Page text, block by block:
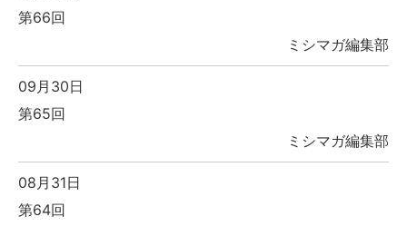
第66回
ミシマガ編集部
09月30日
第65回
ミシマガ編集部
08月31日
第64回